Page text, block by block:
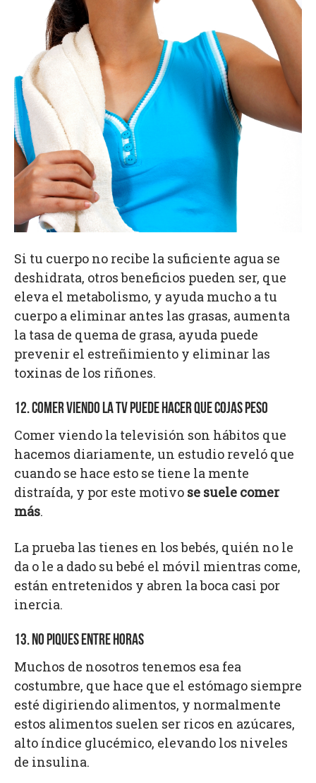
Si tu cuerpo no recibe la suficiente agua se
deshidrata, otros beneficios pueden ser, que
eleva el metabolismo, y ayuda mucho a tu
cuerpo a eliminar antes las grasas, aumenta
la tasa de quema de grasa, ayuda puede
prevenir el estreñimiento y eliminar las
toxinas de los riñones.
12. COMER VIENDO LA TV PUEDE HACER QUE COJAS PESO
Comer viendo la televisión son hábitos que
hacemos diariamente, un estudio reveló que
cuando se hace esto se tiene la mente
distraída, y por este motivo se suele comer
más.
La prueba las tienes en los bebés, quién no le
da o le a dado su bebé el móvil mientras come,
están entretenidos y abren la boca casi por
inercia.
13. NO PIQUES ENTRE HORAS
Muchos de nosotros tenemos esa fea
costumbre, que hace que el estómago siempre
esté digiriendo alimentos, y normalmente
estos alimentos suelen ser ricos en azúcares,
alto índice glucémico, elevando los niveles
de insulina.